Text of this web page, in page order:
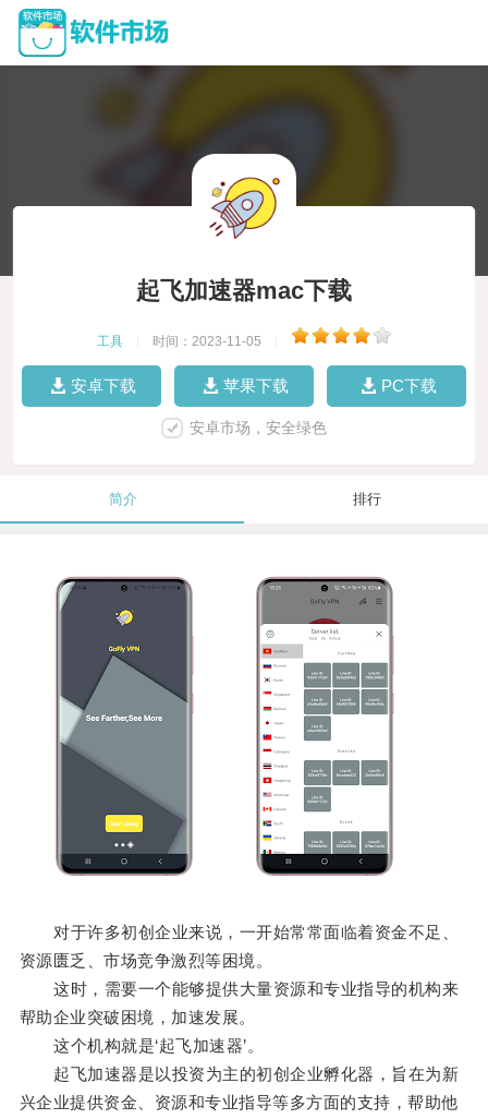
起飞加速器mac下载
工具 时间：2023-11-05
安卓下载 苹果下载 PC下载
安卓市场，安全绿色
简介 排行
对于许多初创企业来说，一开始常常面临着资金不足、
资源匮乏、市场竞争激烈等困境。
这时，需要一个能够提供大量资源和专业指导的机构来
帮助企业突破困境，加速发展。
这个机构就是‘起飞加速器’。
起飞加速器是以投资为主的初创企业孵化器，旨在为新
兴企业提供资金、资源和专业指导等多方面的支持，帮助他